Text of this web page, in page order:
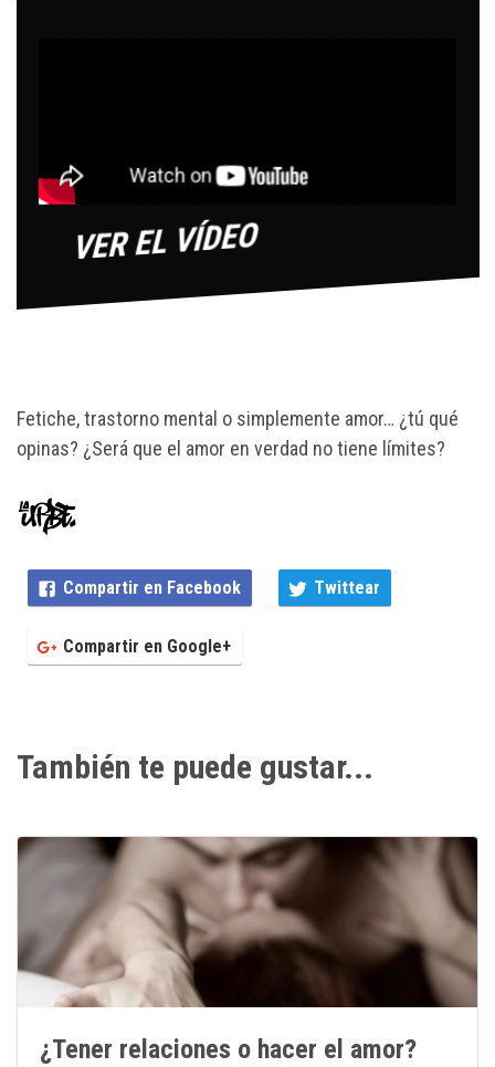
Fetiche, trastorno mental o simplemente amor… ¿tú qué
opinas? ¿Será que el amor en verdad no tiene límites?
Compartir en Facebook Twittear
Compartir en Google+
También te puede gustar...
¿Tener relaciones o hacer el amor?